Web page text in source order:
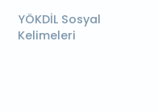
YÖKDİL Sosyal
Kelimeleri